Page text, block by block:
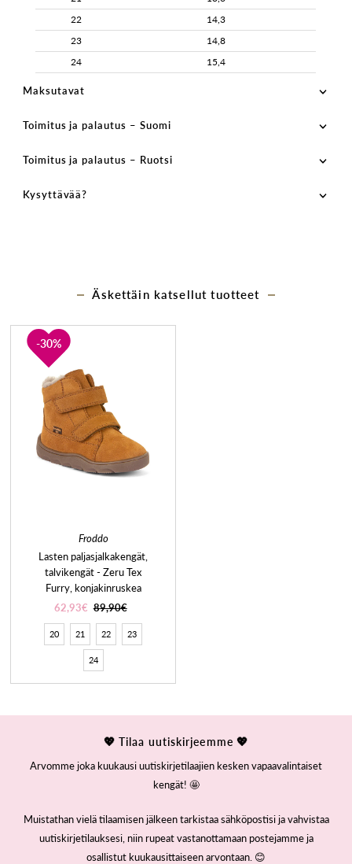
22
14,3
23
14,8
24
15,4
Maksutavat
Toimitus ja palautus – Suomi
Toimitus ja palautus – Ruotsi
Kysyttävää?
Äskettäin katsellut tuotteet
30%
Froddo
Lasten paljasjalkakengät,
talvikengät - Zeru Tex
Furry, konjakinruskea
62,93€ 89,90€
20 21 22 23
24
💖 Tilaa uutiskirjeemme 💖
Arvomme joka kuukausi uutiskirjetilaajien kesken vapaavalintaiset
kengät! 🤩
Muistathan vielä tilaamisen jälkeen tarkistaa sähköpostisi ja vahvistaa
uutiskirjetilauksesi, niin rupeat vastanottamaan postejamme ja
osallistut kuukausittaiseen arvontaan. 😊